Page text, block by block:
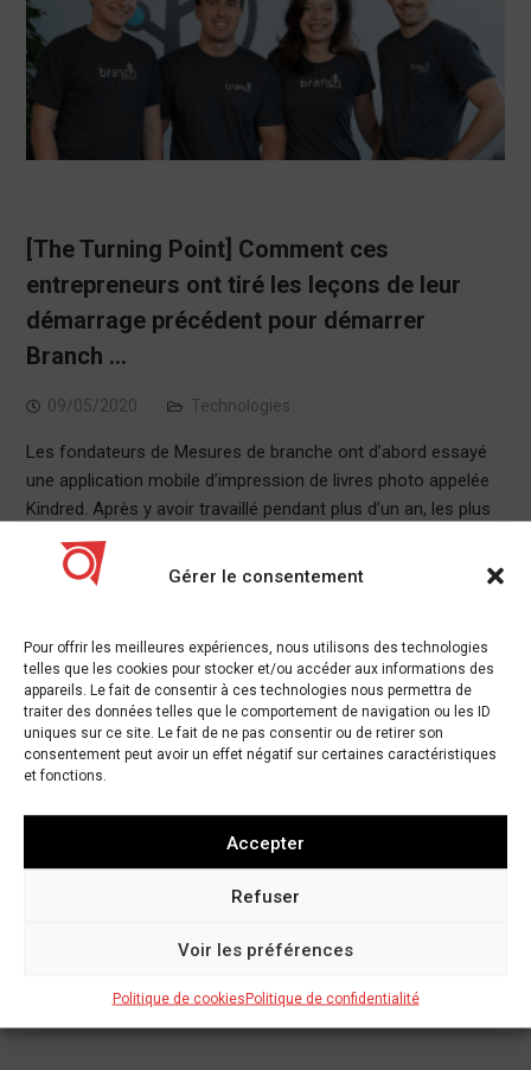
Gérer le consentement
Pour offrir les meilleures expériences, nous utilisons des technologies
telles que les cookies pour stocker et/ou accéder aux informations des
appareils. Le fait de consentir à ces technologies nous permettra de
traiter des données telles que le comportement de navigation ou les ID
uniques sur ce site. Le fait de ne pas consentir ou de retirer son
consentement peut avoir un effet négatif sur certaines caractéristiques
et fonctions.
Accepter
Refuser
Voir les préférences
Politique de cookiesPolitique de confidentialité
[The Turning Point] Comment ces
entrepreneurs ont tiré les leçons de leur
démarrage précédent pour démarrer
Branch …
09/05/2020 Technologies
Les fondateurs de Mesures de branche ont d’abord essayé
une application mobile d’impression de livres photo appelée
Kindred. Après y avoir travaillé pendant plus d’un an, les plus
grands défis…
Branch Comment ,démarrage,démarrer
Turning
Leave a comment